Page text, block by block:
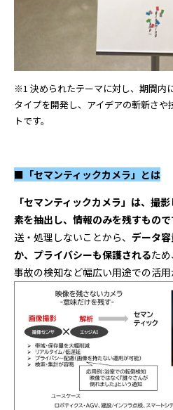
※1 決められたテーマに対し、期間内
タイプを開発し、アイデアの斬新さ
トです。
■「セマンティックカメラ」とは
「セマンティックカメラ」は、撮
素を抽出し、情報のみを残すもので
送・処理しないことから、 データ
か、プライバシーも保護されるた
事故の検知など幅広い用途での活用